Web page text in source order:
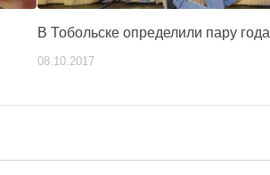
В Тобольске определили пару года
08.10.2017